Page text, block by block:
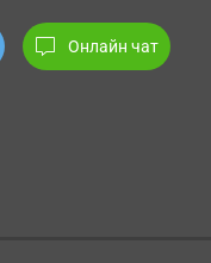
Онлайн чат